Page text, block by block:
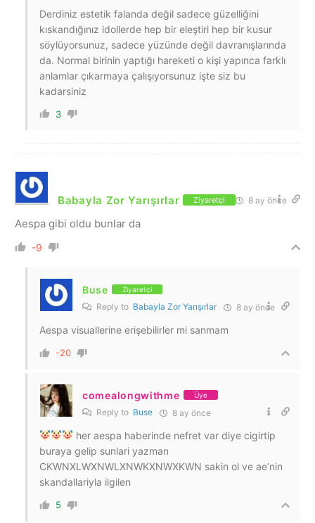
Derdiniz estetik falanda değil sadece güzelliğini
kıskandığınız idollerde hep bir eleştiri hep bir kusur
söylüyorsunuz, sadece yüzünde değil davranışlarında
da. Normal birinin yaptığı hareketi o kişi yapınca farklı
anlamlar çıkarmaya çalışıyorsunuz işte siz bu
kadarsiniz
3
Babayla Zor Yarışırlar Ziyaretçi 8 ay önce
Aespa gibi oldu bunlar da
-9
Buse Ziyaretçi
Reply to Babayla Zor Yarışırlar 8 ay önce
Aespa visuallerine erişebilirler mi sanmam
-20
comealongwithme Üye
Reply to Buse 8 ay önce
her aespa haberinde nefret var diye cigirtip
buraya gelip sunlari yazman
CKWNXLWXNWLXNWKXNWXKWN sakin ol ve ae’nin
skandallariyla ilgilen
5